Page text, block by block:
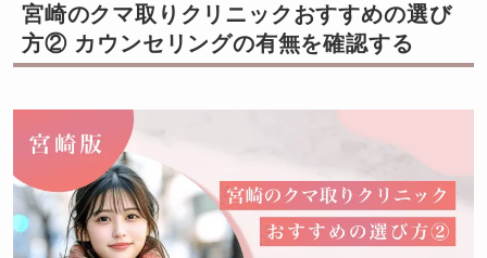
宮崎のクマ取りクリニックおすすめの選び
方② カウンセリングの有無を確認する